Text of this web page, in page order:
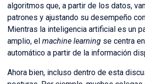
algoritmos que, a partir de los datos,
patrones y ajustando su desempeño
Mientras la inteligencia artificial es un
amplio, el machine learning se centra
automático a partir de la información
Ahora bien, incluso dentro de esta